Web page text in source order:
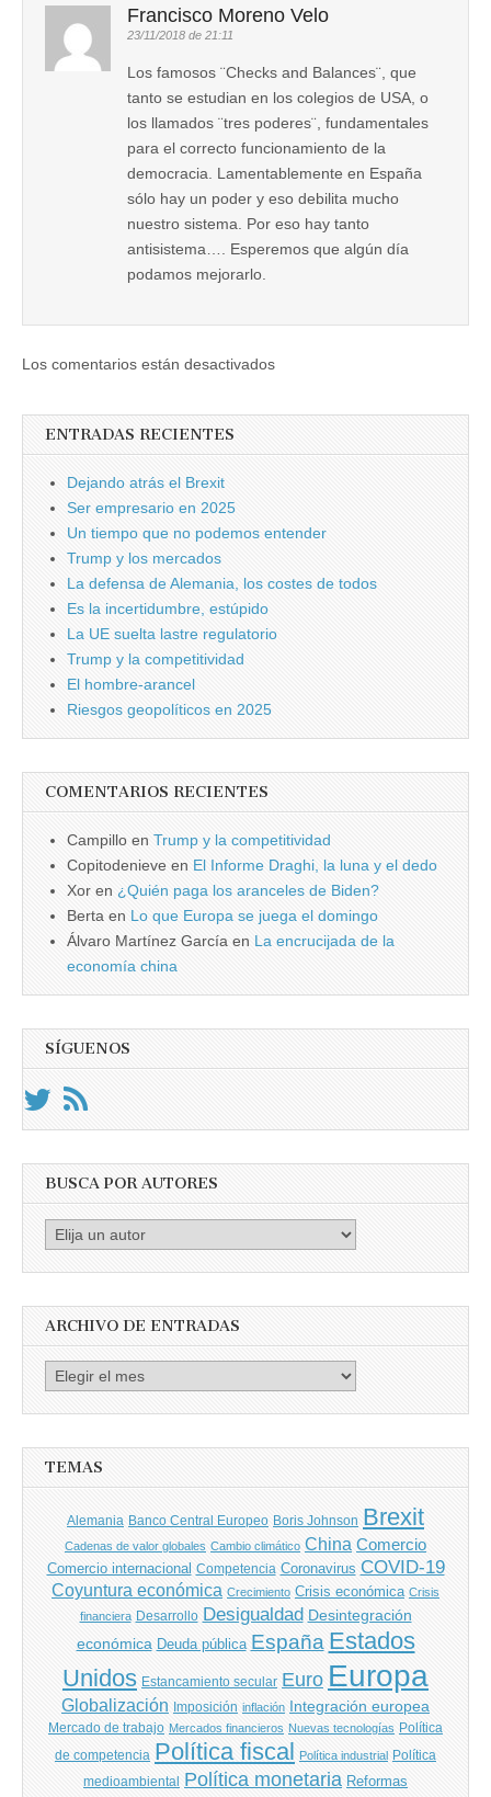
Francisco Moreno Velo
23/11/2018 de 21:11
Los famosos ¨Checks and Balances¨, que
tanto se estudian en los colegios de USA, o
los llamados ¨tres poderes¨, fundamentales
para el correcto funcionamiento de la
democracia. Lamentablemente en España
sólo hay un poder y eso debilita mucho
nuestro sistema. Por eso hay tanto
antisistema…. Esperemos que algún día
podamos mejorarlo.
Los comentarios están desactivados
ENTRADAS RECIENTES
Dejando atrás el Brexit
Ser empresario en 2025
Un tiempo que no podemos entender
Trump y los mercados
La defensa de Alemania, los costes de todos
Es la incertidumbre, estúpido
La UE suelta lastre regulatorio
Trump y la competitividad
El hombre-arancel
Riesgos geopolíticos en 2025
COMENTARIOS RECIENTES
Campillo en Trump y la competitividad
Copitodenieve en El Informe Draghi, la luna y el dedo
Xor en ¿Quién paga los aranceles de Biden?
Berta en Lo que Europa se juega el domingo
Álvaro Martínez García en La encrucijada de la
economía china
SÍGUENOS
BUSCA POR AUTORES
Busca
ARCHIVO DE ENTRADAS
Archivo
TEMAS
Alemania Banco Central Europeo Boris Johnson Brexit
Cadenas de valor globales Cambio climático China Comercio
Comercio internacional Competencia Coronavirus COVID-19
Coyuntura económica Crecimiento Crisis económica Crisis
financiera Desarrollo Desigualdad Desintegración
económica Deuda pública España Estados
Unidos Estancamiento secular Euro Europa
Globalización Imposición inflación Integración europea
Mercado de trabajo Mercados financieros Nuevas tecnologías Política
de competencia Política fiscal Política industrial Política
medioambiental Política monetaria Reformas